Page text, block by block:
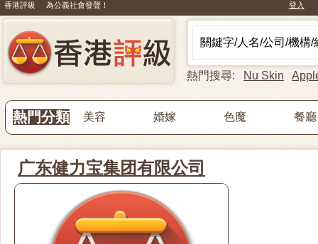
香港評級 為公義社會發聲！ 登入
熱門搜尋: Nu Skin
熱門分類 美容 婚嫁 色魔 餐廳
广东健力宝集团有限公司